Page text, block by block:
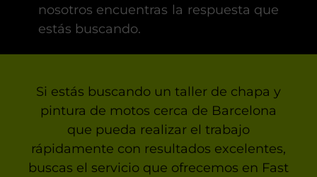
nosotros encuentras la respuesta que
estás buscando.
Si estás buscando un taller de chapa y
pintura de motos cerca de Barcelona
que pueda realizar el trabajo
rápidamente con resultados excelentes,
buscas el servicio que ofrecemos en Fast